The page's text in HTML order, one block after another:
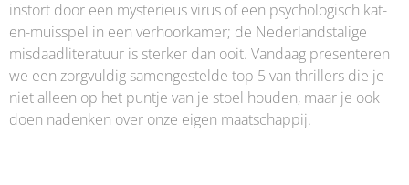
instort door een mysterieus virus of een psychologisch kat-
en-muisspel in een verhoorkamer; de Nederlandstalige
misdaadliteratuur is sterker dan ooit. Vandaag presenteren
we een zorgvuldig samengestelde top 5 van thrillers die je
niet alleen op het puntje van je stoel houden, maar je ook
doen nadenken over onze eigen maatschappij.